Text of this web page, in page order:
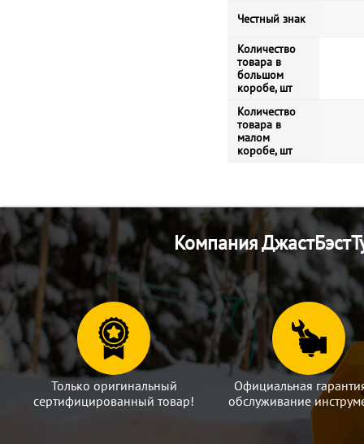
Честный знак
Количество
товара в
большом
коробе, шт
Количество
товара в
малом
коробе, шт
Компания
Только оригинальный
сертифицированный товар!
Официальная
обслуживание